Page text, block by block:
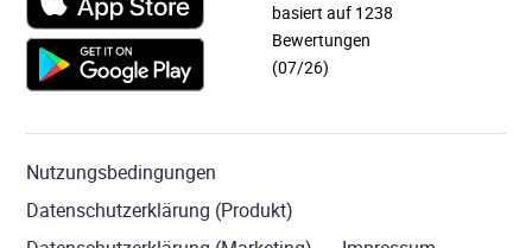
basiert auf 1238
Bewertungen
(07/26)
Nutzungsbedingungen
Datenschutzerklärung (Produkt)